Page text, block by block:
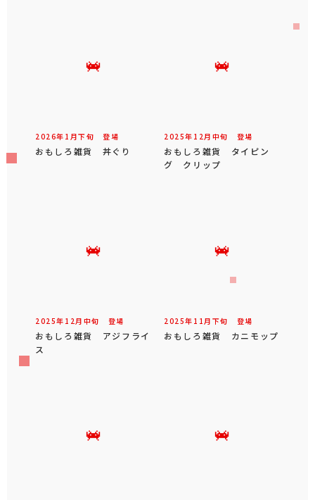
2026年 1 月下旬 登場
おもしろ雑貨 丼ぐり
2025年 12 月 中旬 登場
おもしろ雑貨 タイピン
グ クリップ
2025年 12 月 中旬 登場
おもしろ雑貨 アジフライ
ス
2025年 11 月 下旬 登場
おもしろ雑貨 カニモップ